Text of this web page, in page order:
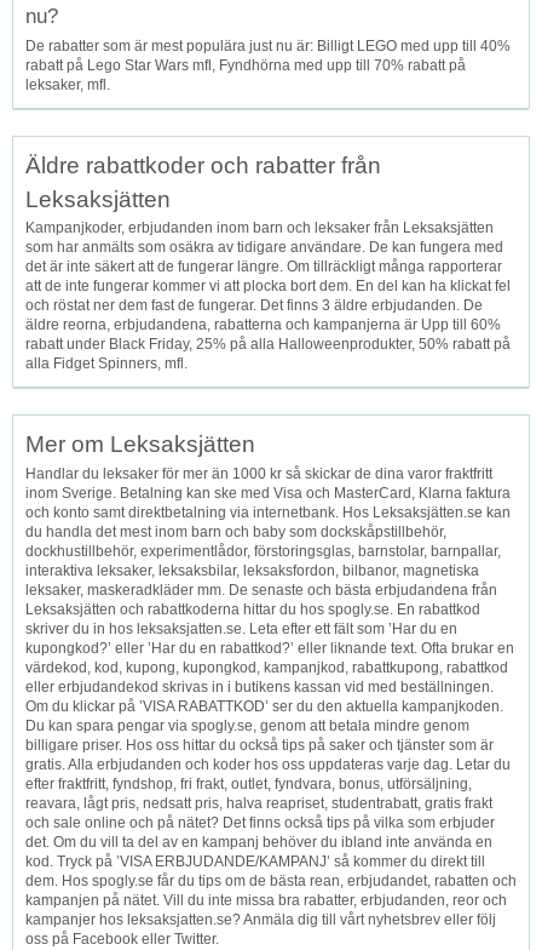
nu?
De rabatter som är mest populära just nu är: Billigt LEGO med upp till 40%
rabatt på Lego Star Wars mfl, Fyndhörna med upp till 70% rabatt på
leksaker, mfl.
Äldre rabattkoder och rabatter från
Leksaksjätten
Kampanjkoder, erbjudanden inom barn och leksaker från Leksaksjätten
som har anmälts som osäkra av tidigare användare. De kan fungera med
det är inte säkert att de fungerar längre. Om tillräckligt många rapporterar
att de inte fungerar kommer vi att plocka bort dem. En del kan ha klickat fel
och röstat ner dem fast de fungerar. Det finns 3 äldre erbjudanden. De
äldre reorna, erbjudandena, rabatterna och kampanjerna är Upp till 60%
rabatt under Black Friday, 25% på alla Halloweenprodukter, 50% rabatt på
alla Fidget Spinners, mfl.
Mer om Leksaksjätten
Handlar du leksaker för mer än 1000 kr så skickar de dina varor fraktfritt
inom Sverige. Betalning kan ske med Visa och MasterCard, Klarna faktura
och konto samt direktbetalning via internetbank. Hos Leksaksjätten.se kan
du handla det mest inom barn och baby som dockskåpstillbehör,
dockhustillbehör, experimentlådor, förstoringsglas, barnstolar, barnpallar,
interaktiva leksaker, leksaksbilar, leksaksfordon, bilbanor, magnetiska
leksaker, maskeradkläder mm. De senaste och bästa erbjudandena från
Leksaksjätten och rabattkoderna hittar du hos spogly.se. En rabattkod
skriver du in hos leksaksjatten.se. Leta efter ett fält som ’Har du en
kupongkod?’ eller ’Har du en rabattkod?’ eller liknande text. Ofta brukar en
värdekod, kod, kupong, kupongkod, kampanjkod, rabattkupong, rabattkod
eller erbjudandekod skrivas in i butikens kassan vid med beställningen.
Om du klickar på ’VISA RABATTKOD’ ser du den aktuella kampanjkoden.
Du kan spara pengar via spogly.se, genom att betala mindre genom
billigare priser. Hos oss hittar du också tips på saker och tjänster som är
gratis. Alla erbjudanden och koder hos oss uppdateras varje dag. Letar du
efter fraktfritt, fyndshop, fri frakt, outlet, fyndvara, bonus, utförsäljning,
reavara, lågt pris, nedsatt pris, halva reapriset, studentrabatt, gratis frakt
och sale online och på nätet? Det finns också tips på vilka som erbjuder
det. Om du vill ta del av en kampanj behöver du ibland inte använda en
kod. Tryck på ’VISA ERBJUDANDE/KAMPANJ’ så kommer du direkt till
dem. Hos spogly.se får du tips om de bästa rean, erbjudandet, rabatten och
kampanjen på nätet. Vill du inte missa bra rabatter, erbjudanden, reor och
kampanjer hos leksaksjatten.se? Anmäla dig till vårt nyhetsbrev eller följ
oss på Facebook eller Twitter.